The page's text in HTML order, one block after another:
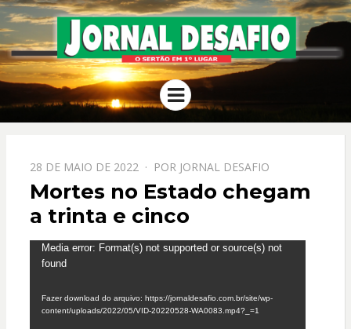
JORNAL
DESAFIO
O Sertão em 1º Lugar
Menu
PPOSTADO
EM
28 DE MAIO DE 2022 POR JORNAL DESAFIO
Mortes no Estado chegam
a trinta e cinco
Tocador
de
Media error: Format(s) not supported or source(s) not
found
Fazer download do arquivo: https://jornaldesafio.com.br/site/wp-
content/uploads/2022/05/VID-20220528-WA0083.mp4?_=1